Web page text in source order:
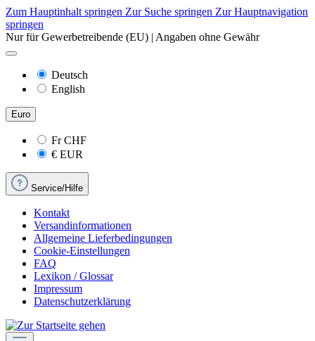
Zum Hauptinhalt springen Zur Suche springen Zur Hauptnavigation
springen
Nur für Gewerbetreibende (EU) | Angaben ohne Gewähr
Deutsch
English
Euro
FrCHF
€ EUR
Service/Hilfe
Kontakt
Versandinformationen
Allgemeine Lieferbedingungen
Cookie-Einstellungen
FAQ
Lexikon / Glossar
Impressum
Datenschutzerklärung